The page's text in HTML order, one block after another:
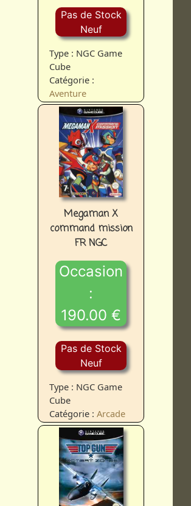
Pas de Stock
Neuf
Type : NGC Game
Cube
Catégorie :
Aventure
Megaman X
command mission
FR NGC
Occasion
:
190.00 €
Pas de Stock
Neuf
Type : NGC Game
Cube
Catégorie :Arcade